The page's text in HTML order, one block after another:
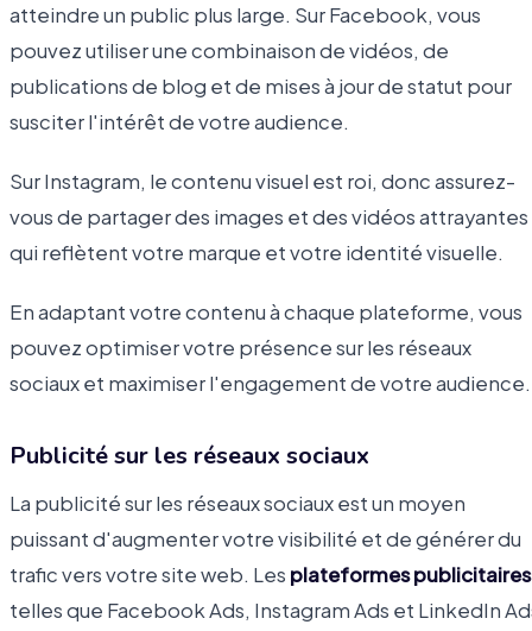
atteindre un public plus large. Sur Facebook, vous
pouvez utiliser une combinaison de vidéos, de
publications de blog et de mises à jour de statut pour
susciter l'intérêt de votre audience.
Sur Instagram, le contenu visuel est roi, donc assurez-
vous de partager des images et des vidéos attrayantes
qui reflètent votre marque et votre identité visuelle.
En adaptant votre contenu à chaque plateforme, vous
pouvez optimiser votre présence sur les réseaux
sociaux et maximiser l'engagement de votre audience.
Publicité sur les réseaux sociaux
La publicité sur les réseaux sociaux est un moyen
puissant d'augmenter votre visibilité et de générer du
trafic vers votre site web. Les plateformes publicitaires
telles que Facebook Ads, Instagram Ads et LinkedIn